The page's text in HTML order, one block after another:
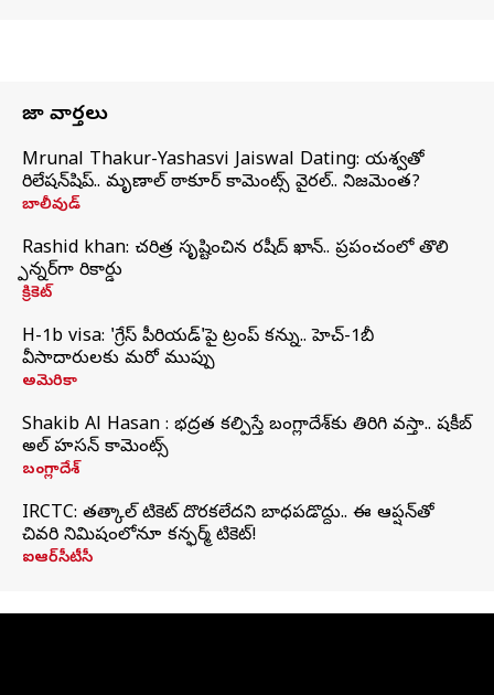
తాజా వార్తలు
Mrunal Thakur-Yashasvi Jaiswal Dating: యశస్వితో
రిలేషన్‌షిప్.. మృణాల్ ఠాకూర్ కామెంట్స్ వైరల్.. నిజమెంత?
బాలీవుడ్
Rashid khan: చరిత్ర సృష్టించిన రషీద్ ఖాన్.. ప్రపంచంలో తొలి
స్పిన్నర్‌గా రికార్డు
క్రికెట్
H-1b visa: 'గ్రేస్‌ పీరియడ్‌'పై ట్రంప్‌ కన్ను.. హెచ్‌-1బీ
వీసాదారులకు మరో ముప్పు
అమెరికా
Shakib Al Hasan : భద్రత కల్పిస్తే బంగ్లాదేశ్‌కు తిరిగి వస్తా.. షకీబ్
అల్ హసన్ కామెంట్స్
బంగ్లాదేశ్
IRCTC: తత్కాల్ టికెట్ దొరకలేదని బాధపడొద్దు.. ఈ ఆప్షన్‌తో
చివరి నిమిషంలోనూ కన్ఫర్మ్ టికెట్!
ఐఆర్‌సీటీసీ